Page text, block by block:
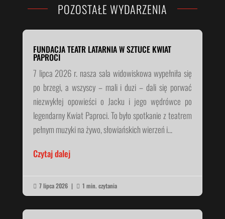
POZOSTAŁE WYDARZENIA
FUNDACJA TEATR LATARNIA W SZTUCE KWIAT
PAPROCI
7 lipca 2026 r. nasza sala widowiskowa wypełniła się
po brzegi, a wszyscy – mali i duzi – dali się porwać
niezwykłej opowieści o Jacku i jego wędrówce po
legendarny Kwiat Paproci. To było spotkanie z teatrem
pełnym muzyki na żywo, słowiańskich wierzeń i...
Czytaj dalej
 7 lipca 2026 |  1 min. czytania